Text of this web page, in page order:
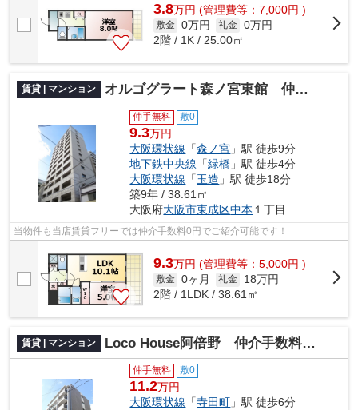
3.8万円 (管理費等：7,000円 )
敷金 0万円 礼金 0万円
2階 / 1K / 25.00㎡
賃貸 | マンション オルゴグラート森ノ宮東館 仲介手数料無料
仲手無料 敷0
9.3万円
大阪環状線 「森ノ宮 」駅 徒歩9分
地下鉄中央線 「緑橋 」駅 徒歩4分
大阪環状線 「玉造 」駅 徒歩18分
築9年 / 38.61㎡
大阪府大阪市東成区中本 １丁目
当物件も当店賃貸フリーでは仲介手数料0円でご紹介可能です！
9.3万円 (管理費等：5,000円 )
敷金 0ヶ月 礼金
18万円
2階 / 1LDK / 38.61㎡
賃貸 | マンション Loco House阿倍野 仲介手数料無料
仲手無料 敷0
11.2万円
大阪環状線 「寺田町 」駅 徒歩6分